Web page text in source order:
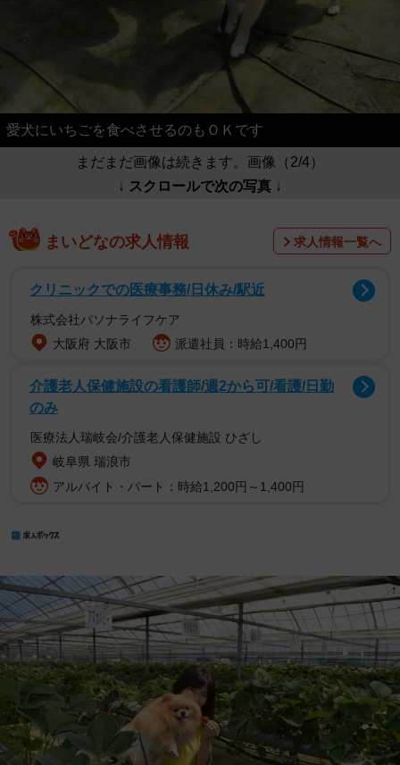
愛犬にいちごを食べさせるのもＯＫです
まだまだ画像は続きます。画像（2/4）
↓ スクロールで次の写真 ↓
まいどなの求人情報 求人情報一覧へ
クリニックでの医療事務/日休み/駅近
株式会社パソナライフケア
大阪府 大阪市
派遣社員：時給1,400円
介護老人保健施設の看護師/週2から可/看護/日勤
のみ
医療法人瑞岐会/介護老人保健施設 ひざし
岐阜県 瑞浪市
アルバイト・パート：時給1,200円～1,400円